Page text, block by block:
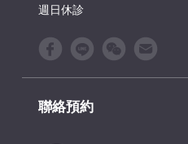
週日休診
聯絡預約